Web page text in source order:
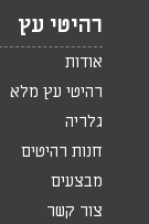
רהיטי עץ
אודות
רהיטי עץ מלא
גלריה
חנות רהיטים
מבצעים
צור קשר